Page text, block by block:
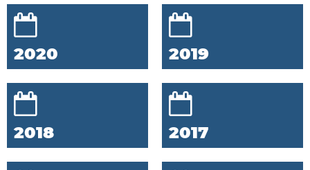
2020 2019
2018 2017